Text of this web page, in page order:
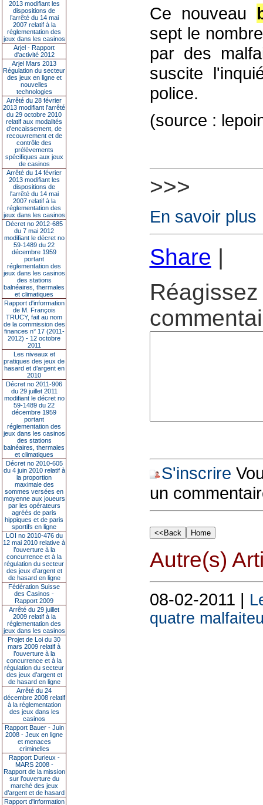
2013 modifiant les
dispositions de
l’arrêté du 14 mai
2007 relatif à la
réglementation des
jeux dans les casinos
Arjel - Rapport
d'activité 2012
Arjel Mars 2013
Régulation du secteur
des jeux en ligne et
nouvelles
technologies
Arrêté du 28 février
2013 modifiant l'arrêté
du 29 octobre 2010
relatif aux modalités
d'encaissement, de
recouvrement et de
contrôle des
prélèvements
spécifiques aux jeux
de casinos
Arrêté du 14 février
2013 modifiant les
dispositions de
l'arrêté du 14 mai
2007 relatif à la
réglementation des
jeux dans les casinos
Décret no 2012-685
du 7 mai 2012
modifiant le décret no
59-1489 du 22
décembre 1959
portant
réglementation des
jeux dans les casinos
des stations
balnéaires, thermales
et climatiques
Rapport d'information
de M. François
TRUCY, fait au nom
de la commission des
finances n° 17 (2011-
2012) - 12 octobre
2011
Les niveaux et
pratiques des jeux de
hasard et d’argent en
2010
Décret no 2011-906
du 29 juillet 2011
modifiant le décret no
59-1489 du 22
décembre 1959
portant
réglementation des
jeux dans les casinos
des stations
balnéaires, thermales
et climatiques
Décret no 2010-605
du 4 juin 2010 relatif à
la proportion
maximale des
sommes versées en
moyenne aux joueurs
par les opérateurs
agréés de paris
hippiques et de paris
sportifs en ligne
LOI no 2010-476 du
12 mai 2010 relative à
l’ouverture à la
concurrence et à la
régulation du secteur
des jeux d’argent et
de hasard en ligne
Fédération Suisse
des Casinos -
Rapport 2009
Arrêté du 29 juillet
2009 relatif à la
réglementation des
jeux dans les casinos
Projet de Loi du 30
mars 2009 relatif à
l’ouverture à la
concurrence et à la
régulation du secteur
des jeux d’argent et
de hasard en ligne
Arrêté du 24
décembre 2008 relatif
à la réglementation
des jeux dans les
casinos
Rapport Bauer - Juin
2008 - Jeux en ligne
et menaces
criminelles
Rapport Durieux -
MARS 2008 -
Rapport de la mission
sur l’ouverture du
marché des jeux
d’argent et de hasard
Rapport d'information
Ce nouveau
sept le
par des
suscite
police.
(source :
>>>
En savoir plus
Share |
S'inscrire
un
Autre(s)
08-02-2011 |
quatre